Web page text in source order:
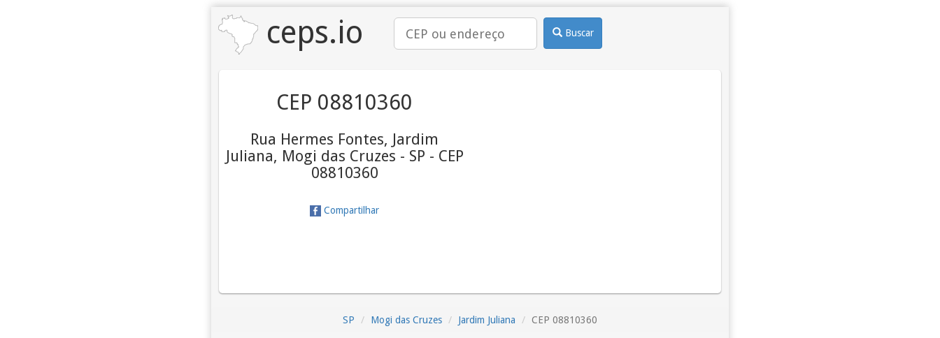
ceps.io Buscar
CEP 08810360
Rua Hermes Fontes, Jardim
Juliana, Mogi das Cruzes - SP - CEP
08810360
Compartilhar
SP Mogi das Cruzes Jardim Juliana CEP 08810360